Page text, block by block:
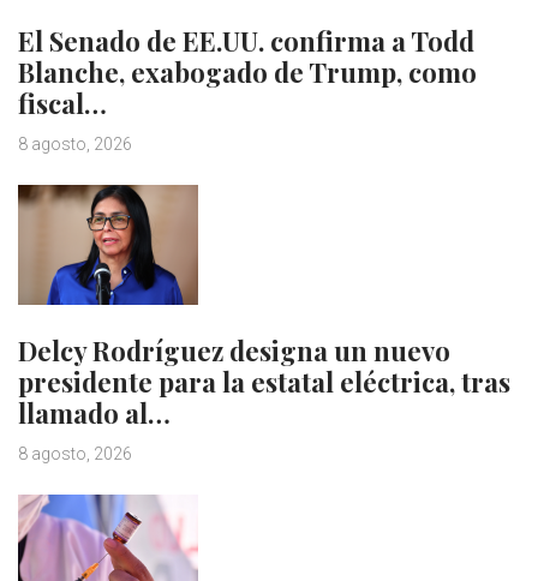
El Senado de EE.UU. confirma a Todd
Blanche, exabogado de Trump, como
fiscal…
8 agosto, 2026
Delcy Rodríguez designa un nuevo
presidente para la estatal eléctrica, tras
llamado al…
8 agosto, 2026